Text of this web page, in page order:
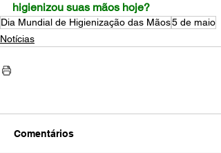
higienizou suas mãos hoje?
Dia Mundial de Higienização das Mãos5 de maio
Notícias
Comentários